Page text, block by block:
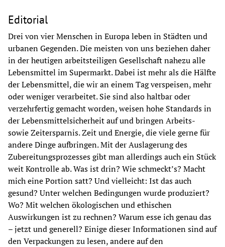
Editorial
Drei von vier Menschen in Europa leben in Städten und
urbanen Gegenden. Die meisten von uns beziehen daher
in der heutigen arbeitsteiligen Gesellschaft nahezu alle
Lebensmittel im Supermarkt. Dabei ist mehr als die Hälfte
der Lebensmittel, die wir an einem Tag verspeisen, mehr
oder weniger verarbeitet. Sie sind also haltbar oder
verzehrfertig gemacht worden, weisen hohe Standards in
der Lebensmittelsicherheit auf und bringen Arbeits-
sowie Zeitersparnis. Zeit und Energie, die viele gerne für
andere Dinge aufbringen. Mit der Auslagerung des
Zubereitungsprozesses gibt man allerdings auch ein Stück
weit Kontrolle ab. Was ist drin? Wie schmeckt’s? Macht
mich eine Portion satt? Und vielleicht: Ist das auch
gesund? Unter welchen Bedingungen wurde produziert?
Wo? Mit welchen ökologischen und ethischen
Auswirkungen ist zu rechnen? Warum esse ich genau das
– jetzt und generell? Einige dieser Informationen sind auf
den Verpackungen zu lesen, andere auf den